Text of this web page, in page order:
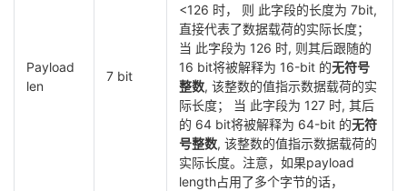
Payload
len
7 bit
<126 时， 则 此字段的长度为 7bit,
直接代表了数据载荷的实际长度；
当 此字段为 126 时, 则其后跟随的
16 bit将被解释为 16-bit 的无符号
整数, 该整数的值指示数据载荷的实
际长度； 当 此字段为 127 时, 其后
的 64 bit将被解释为 64-bit 的无符
号整数, 该整数的值指示数据载荷的
实际长度。注意，如果payload
length占用了多个字节的话，